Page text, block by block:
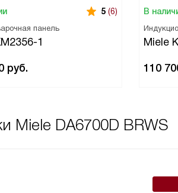
5 (6)
панель
1
руб.
В
Miele
110
Miele DA6700D BRWS